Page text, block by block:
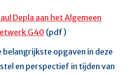
Depla aan het Algemeen
G40 (pdf)
belangrijkste opgaven in deze
en perspectief in tijden van